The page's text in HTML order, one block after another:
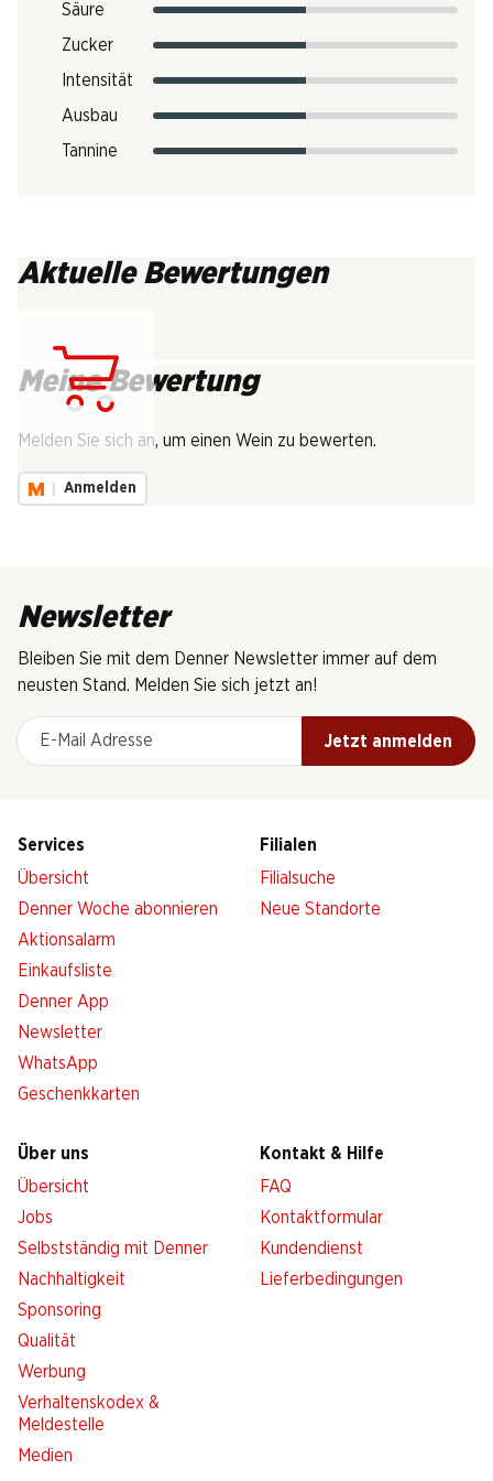
Säure
Zucker
Intensität
Ausbau
Tannine
Aktuelle Bewertungen
Meine Bewertung
Melden Sie sich an, um einen Wein zu bewerten.
Anmelden
Newsletter
Bleiben Sie mit dem Denner Newsletter immer auf dem
neusten Stand. Melden Sie sich jetzt an!
E-Mail Adresse
Jetzt anmelden
Services
Übersicht
Denner Woche abonnieren
Aktionsalarm
Einkaufsliste
Denner App
Newsletter
WhatsApp
Geschenkkarten
Filialen
Filialsuche
Neue Standorte
Über uns
Übersicht
Jobs
Selbstständig mit Denner
Nachhaltigkeit
Sponsoring
Qualität
Werbung
Verhaltenskodex &
Meldestelle
Medien
Kontakt & Hilfe
FAQ
Kontaktformular
Kundendienst
Lieferbedingungen